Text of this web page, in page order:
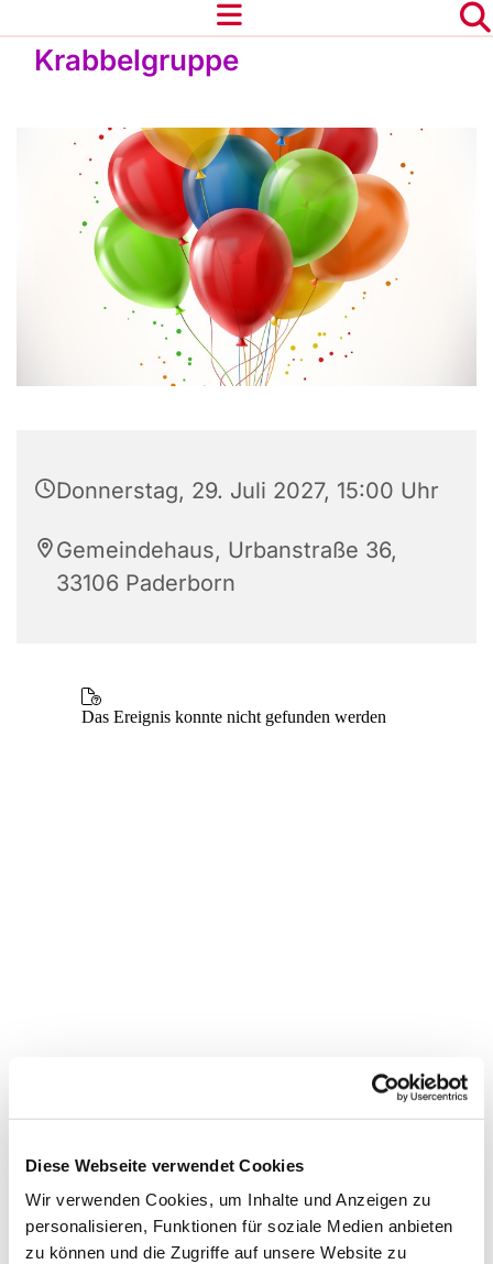
Diese Webseite verwendet Cookies
Wir verwenden Cookies, um Inhalte und Anzeigen zu
personalisieren, Funktionen für soziale Medien anbieten
zu können und die Zugriffe auf unsere Website zu
Krabbelgruppe
Donnerstag, 29. Juli 2027, 15:00 Uhr
Gemeindehaus, Urbanstraße 36,
33106 Paderborn
interessieren